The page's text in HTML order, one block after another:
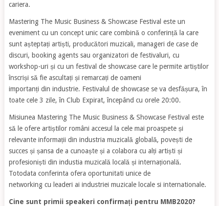
cariera.
Mastering The Music Business & Showcase Festival este un
eveniment cu un concept unic care combină o conferință la care
sunt așteptați artiști, producători muzicali, manageri de case de
discuri, booking agents sau organizatori de festivaluri, cu
workshop-uri și cu un festival de showcase care le permite artiștilor
înscriși să fie ascultați și remarcați de oameni
importanți din industrie. Festivalul de showcase se va desfășura, în
toate cele 3 zile, în Club Expirat, începând cu orele 20:00.
Misiunea Mastering The Music Business & Showcase Festival este
să le ofere artiștilor români accesul la cele mai proaspete și
relevante informații din industria muzicală globală, povești de
succes și șansa de a cunoaște și a colabora cu alți artiști și
profesioniști din industia muzicală locală și internațională.
Totodata conferinta ofera oportunitati unice de
networking cu leaderi ai industriei muzicale locale si internationale.
Cine sunt primii speakeri confirmați pentru MMB2020?